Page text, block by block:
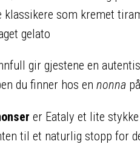
klassikere som kremet
gelato​
gir gjestene en
du finner hos en nonna
er Eataly et lite
til et naturlig stopp for